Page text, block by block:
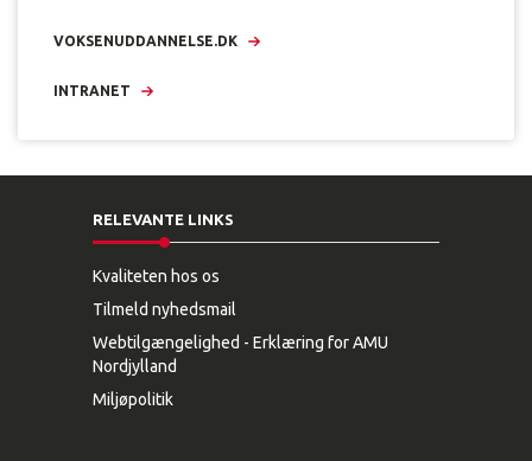
VOKSENUDDANNELSE.DK
INTRANET
RELEVANTE LINKS
Kvaliteten hos os
Tilmeld nyhedsmail
Webtilgængelighed - Erklæring for AMU
Nordjylland
Miljøpolitik